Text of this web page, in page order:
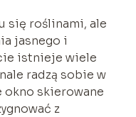
się roślinami, ale
jasnego i
istnieje wiele
radzą sobie w
okno skierowane
z